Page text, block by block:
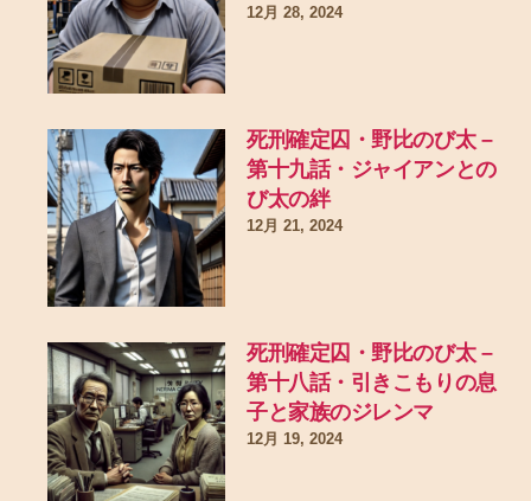
12月 28, 2024
死刑確定囚・野比のび太 –
第十九話・ジャイアンとの
び太の絆
12月 21, 2024
死刑確定囚・野比のび太 –
第十八話・引きこもりの息
子と家族のジレンマ
12月 19, 2024